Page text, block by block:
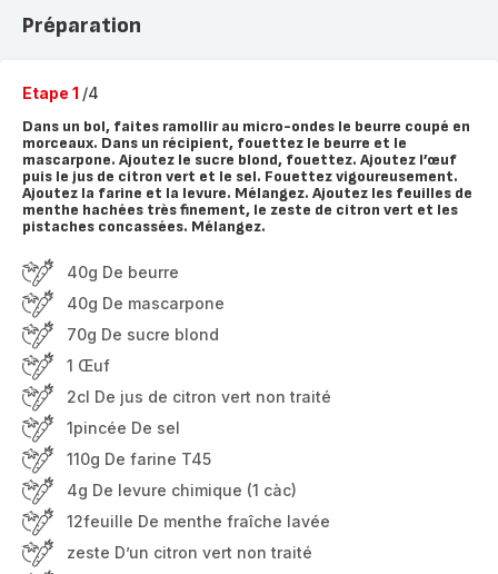
Préparation
Etape 1 /4
Dans un bol, faites ramollir au micro-ondes le beurre coupé en
morceaux. Dans un récipient, fouettez le beurre et le
mascarpone. Ajoutez le sucre blond, fouettez. Ajoutez l’œuf
puis le jus de citron vert et le sel. Fouettez vigoureusement.
Ajoutez la farine et la levure. Mélangez. Ajoutez les feuilles de
menthe hachées très finement, le zeste de citron vert et les
pistaches concassées. Mélangez.
40g De beurre
40g De mascarpone
70g De sucre blond
1 Œuf
2cl De jus de citron vert non traité
1pincée De sel
110g De farine T45
4g De levure chimique (1 càc)
12feuille De menthe fraîche lavée
zeste D’un citron vert non traité